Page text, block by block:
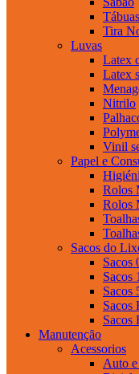
Tira
Luvas
Latex
Latex
Nitrilo
Vinil
Papel e
Rolos
Rolos
Sacos do
Sacos
Sacos
Sacos
Sacos
Sacos
Manutenção
Acessorios
Auto